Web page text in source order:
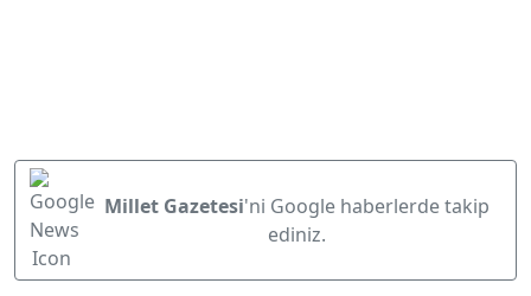
Millet Gazetesi'ni Google haberlerde takip
ediniz.